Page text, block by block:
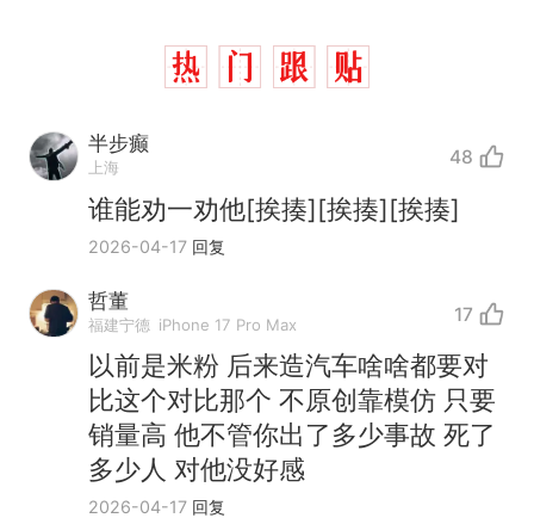
半步癫
上海 48
谁能劝一劝他[挨揍][挨揍][挨揍]
2026-04-17 回复
哲董
福建宁德 iPhone 17 Pro Max 17
以前是米粉 后来造汽车啥啥都要对
比这个对比那个 不原创靠模仿 只要
销量高 他不管你出了多少事故 死了
多少人 对他没好感
2026-04-17 回复
热 西班牙飞地休达边境，摩洛
哥士兵搬起大石块投向移民引
争议，此前一天内数万人从摩
新 费大厨“全国小炒肉大王”称